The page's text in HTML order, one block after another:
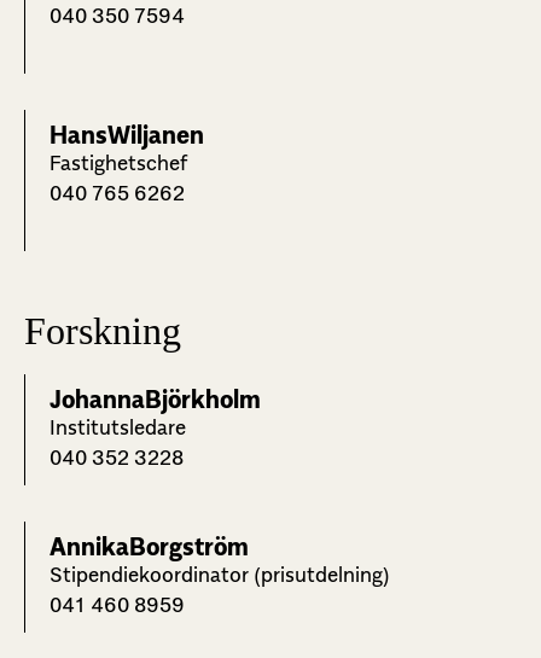
040 350 7594
HansWiljanen
Fastighetschef
040 765 6262
Forskning
JohannaBjörkholm
Institutsledare
040 352 3228
AnnikaBorgström
Stipendiekoordinator (prisutdelning)
041 460 8959